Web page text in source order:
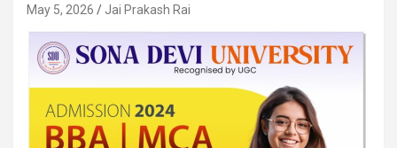
May 5, 2026 Jai Prakash Rai